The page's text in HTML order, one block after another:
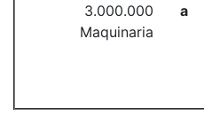
3.000.000
Maquinaria
a